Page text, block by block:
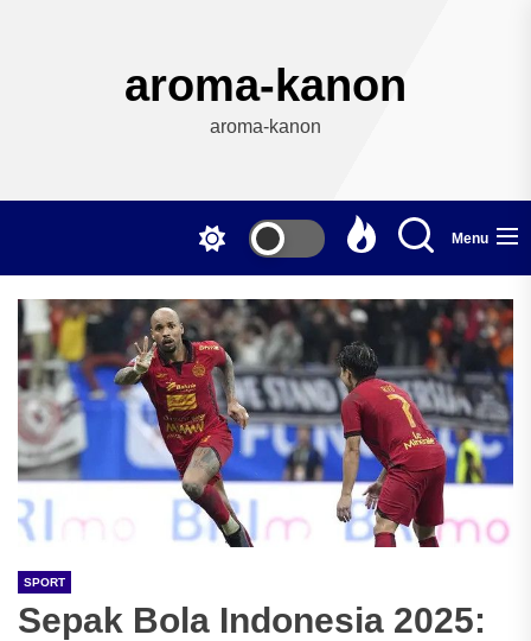
aroma-kanon
aroma-kanon
Menu
SPORT
Sepak Bola Indonesia 2025: